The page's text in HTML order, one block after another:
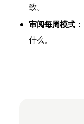
致。
审阅每周模式：
什么。